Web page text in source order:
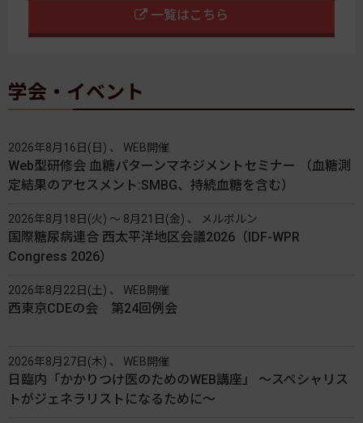
一覧はこちら
学会・イベント
2026年8月16日(日) 、 WEB開催
Web型研修会 血糖パターンマネジメントセミナー （血糖測
定結果のアセスメント:SMBG、持続血糖を含む）
2026年8月18日(火) 〜 8月21日(金) 、 メルボルン
国際糖尿病連合 西太平洋地区会議2026（IDF-WPR
Congress 2026）
2026年8月22日(土) 、 WEB開催
西東京CDEの会 第24回例会
2026年8月27日(木) 、 WEB開催
日臨内「かかりつけ医のためのWEB講座」 〜スペシャリス
トがジェネラリストになるために〜